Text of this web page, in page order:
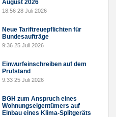
August 2026
18:56 28 Juli 2026
Neue Tariftreuepflichten für
Bundesaufträge
9:36 25 Juli 2026
Einwurfeinschreiben auf dem
Prüfstand
9:33 25 Juli 2026
BGH zum Anspruch eines
Wohnungseigentümers auf
Einbau eines Klima-Splitgeräts